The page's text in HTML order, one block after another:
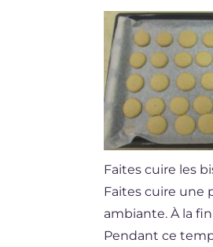
Faites cuire les
Faites cuire une
ambiante. À la
Pendant ce